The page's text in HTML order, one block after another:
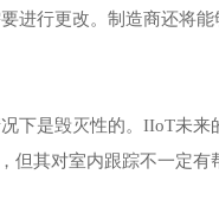
进行更改。制造商还将
下是毁灭性的。IIoT未来
但其对室内跟踪不一定